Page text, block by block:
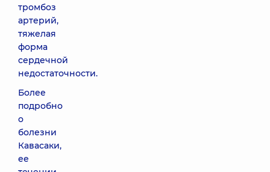
тромбоз
артерий,
тяжелая
форма
сердечной
недостаточности.
Более
подробно
о
болезни
Кавасаки,
ее